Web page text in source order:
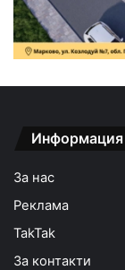
Информация
За нас
Реклама
TakTak
За контакти